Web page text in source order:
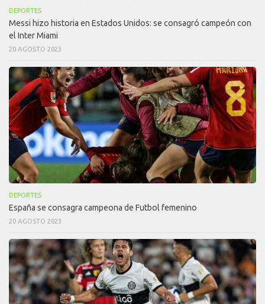
DEPORTES
Messi hizo historia en Estados Unidos: se consagró campeón con
el Inter Miami
20 AGOSTO 2023
DEPORTES
España se consagra campeona de Futbol femenino
20 AGOSTO 2023